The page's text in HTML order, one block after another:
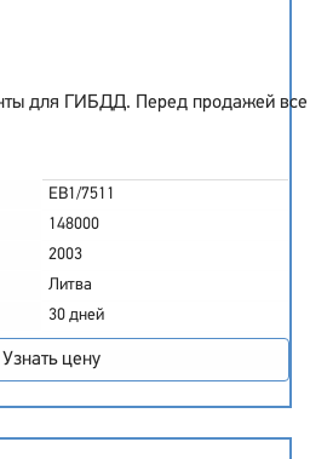
для ГИБДД. Перед продажей все
EB1/7511
148000
2003
Литва
30 дней
Узнать цену